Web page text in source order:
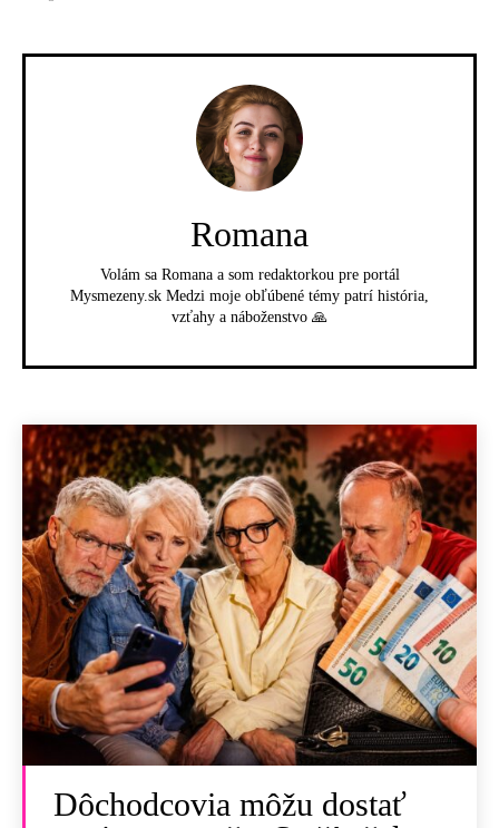
Romana
Volám sa Romana a som redaktorkou pre portál
Mysmezeny.sk Medzi moje obľúbené témy patrí história,
vzťahy a náboženstvo 🙏
Dôchodcovia môžu dostať